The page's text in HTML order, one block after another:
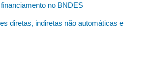
no BNDES
diretas, indiretas não automáticas e